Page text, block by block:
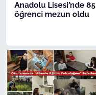
Anadolu Lisesi’nde 85
öğrenci mezun oldu